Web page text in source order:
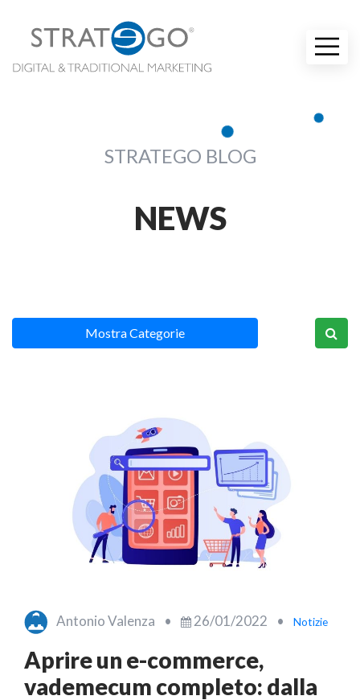
STRATEGO BLOG
NEWS
Mostra Categorie
Antonio Valenza • 26/01/2022 • Notizie
Aprire un e-commerce,
vademecum completo: dalla